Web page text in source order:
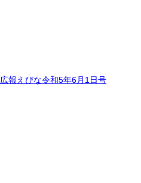
広報えびな令和5年6月1日号